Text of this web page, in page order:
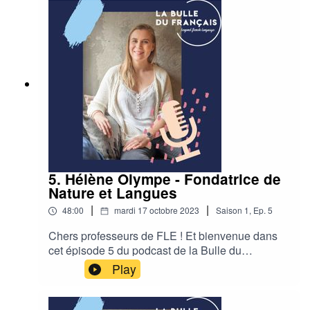
interview pour en savoir plus !
Pour s'inscrire à la lettre d'information de l'Institut
Français :
https://www.ifturquie.org/fr/
Pour le BELC :
https://www.france-education-international.fr/belc?
langue=fr
Pour s'inscrire à ma newsletter :
5. Hélène Olympe - Fondatrice de
Nature et Langues
48:00 | mardi 17 octobre 2023 | Saison 1, Ep. 5
Chers professeurs de FLE ! Et bienvenue dans
cet épisode 5 du podcast de la Bulle du
Français !J’ai le plaisir de vous présenter Hélène
Olympe ! Ce que j’ai adoré dans son profil c’est
sa façon à elle de combiner son métier
Play